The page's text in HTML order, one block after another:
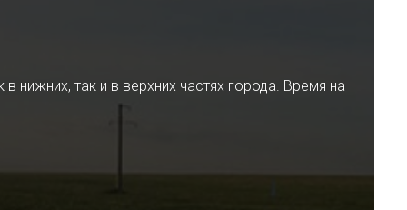
так и в верхних частях города. Время на